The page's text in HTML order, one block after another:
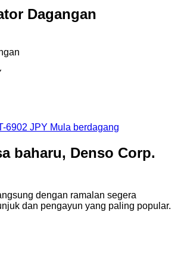
Dagangan
6902 JPY Mula berdagang
baharu, Denso Corp.
dengan ramalan segera
dan pengayun yang paling popular.